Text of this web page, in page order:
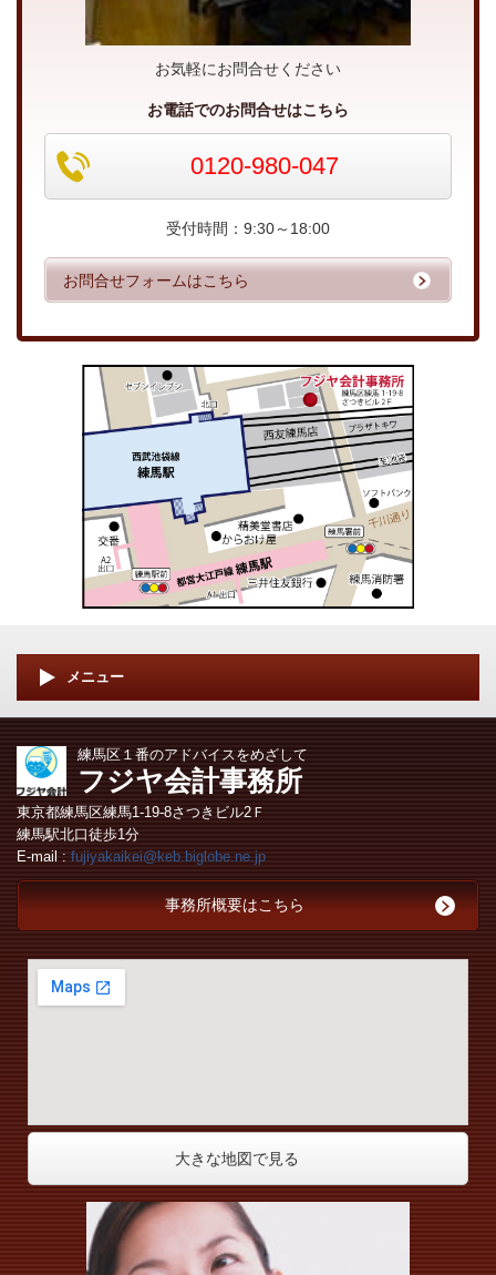
お気軽にお問合せください
お電話でのお問合せはこちら
0120-980-047
受付時間：9:30～18:00
お問合せフォームはこちら
メニュー
練馬区１番のアドバイスをめざして
フジヤ会計事務所
東京都練馬区練馬1-19-8さつきビル2Ｆ
練馬駅北口徒歩1分
E-mail : fujiyakaikei@keb.biglobe.ne.jp
事務所概要はこちら
大きな地図で見る